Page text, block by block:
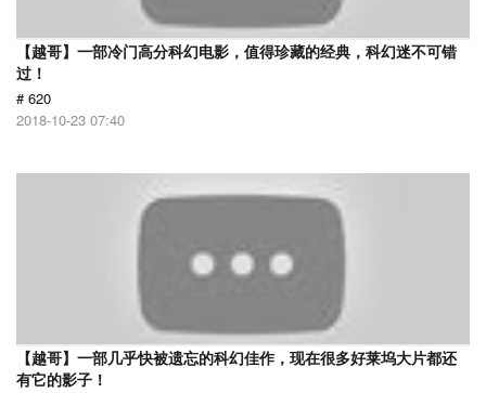
【越哥】一部冷门高分科幻电影，值得珍藏的经典，科幻迷不可错
过！
# 620
2018-10-23 07:40
【越哥】一部几乎快被遗忘的科幻佳作，现在很多好莱坞大片都还
有它的影子！